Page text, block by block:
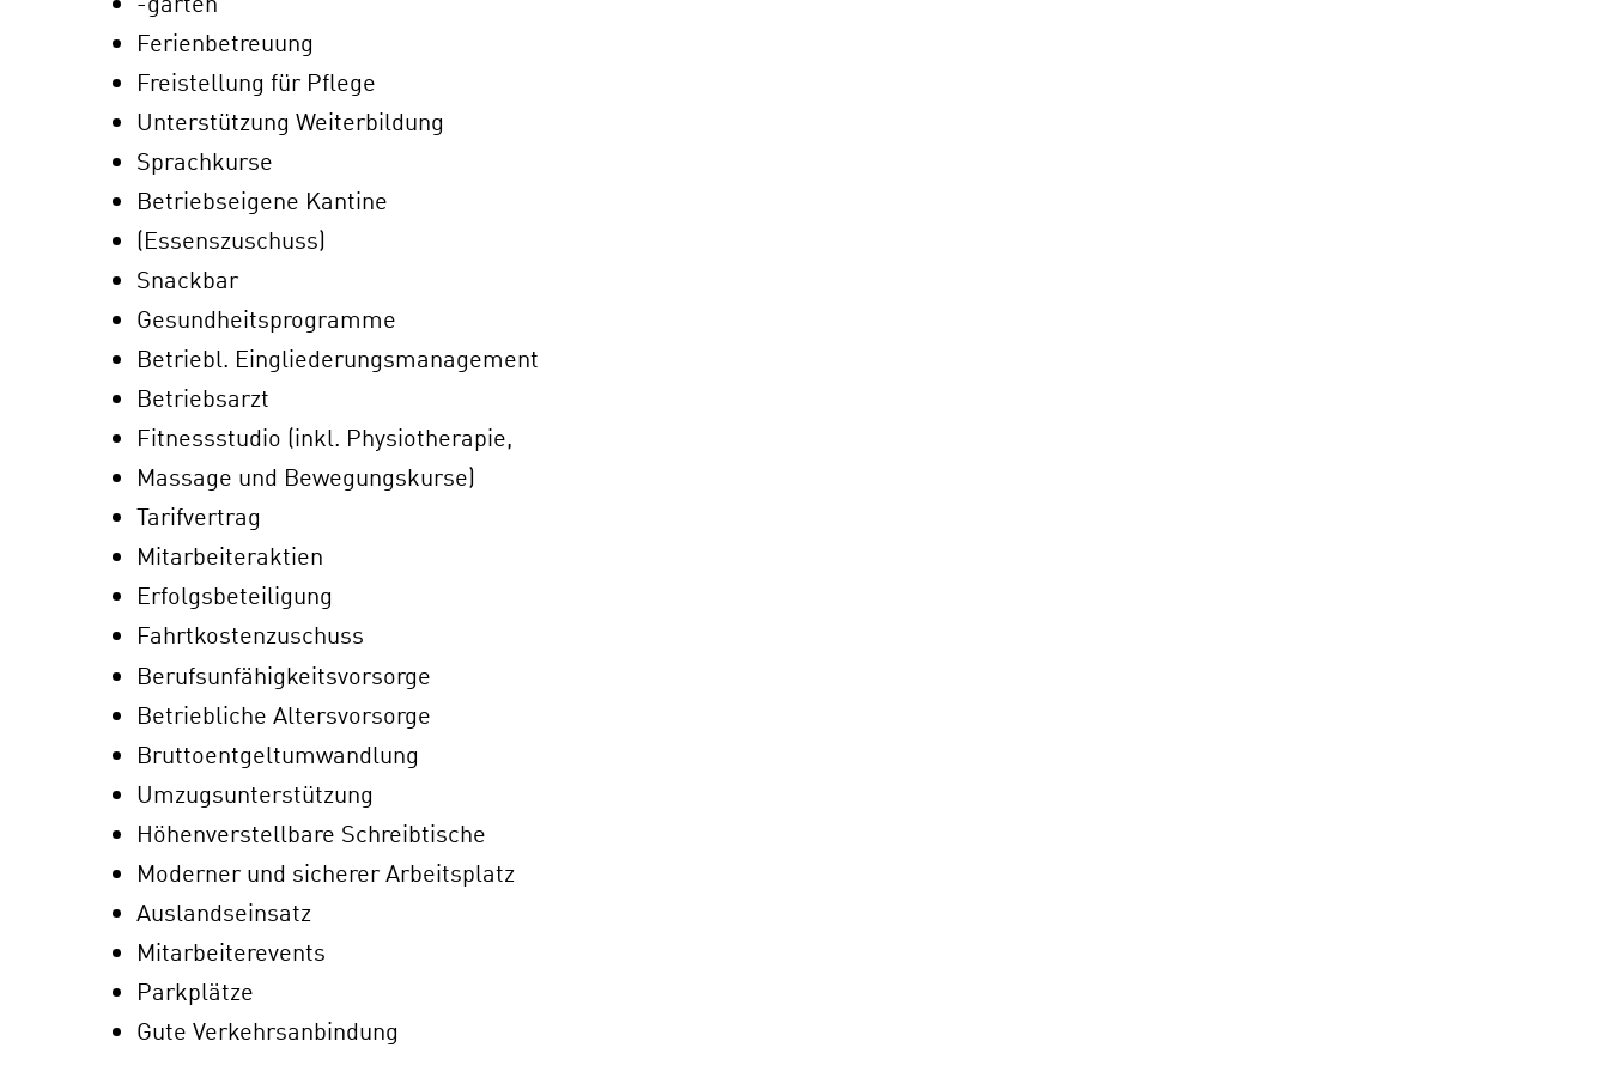
Ferienbetreuung
Freistellung für Pflege
Unterstützung Weiterbildung
Sprachkurse
Betriebseigene Kantine
(Essenszuschuss)
Snackbar
Gesundheitsprogramme
Betriebl. Eingliederungsmanagement
Betriebsarzt
Fitnessstudio (inkl. Physiotherapie,
Massage und Bewegungskurse)
Tarifvertrag
Mitarbeiteraktien
Erfolgsbeteiligung
Fahrtkostenzuschuss
Berufsunfähigkeitsvorsorge
Betriebliche Altersvorsorge
Bruttoentgeltumwandlung
Umzugsunterstützung
Höhenverstellbare Schreibtische
Moderner und sicherer Arbeitsplatz
Auslandseinsatz
Mitarbeiterevents
Parkplätze
Gute Verkehrsanbindung